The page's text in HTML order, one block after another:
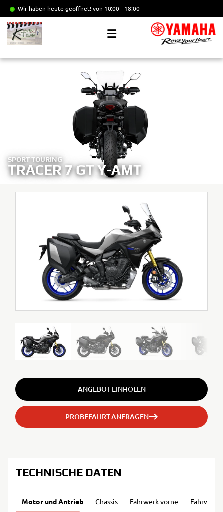
Wir haben heute geöffnet!von 10:00 - 18:00
SPORT TOURING
TRACER 7 GT Y-AMT
ANGEBOT EINHOLEN
PROBEFAHRT ANFRAGEN
TECHNISCHE DATEN
Motor und Antrieb Chassis Fahrwerk vorne Fahrwerk